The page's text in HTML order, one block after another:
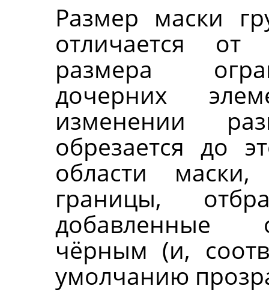
Размер маски
отличается
размера
дочерних
изменении
обрезается до
области
границы,
добавленные
чёрным (и,
умолчанию